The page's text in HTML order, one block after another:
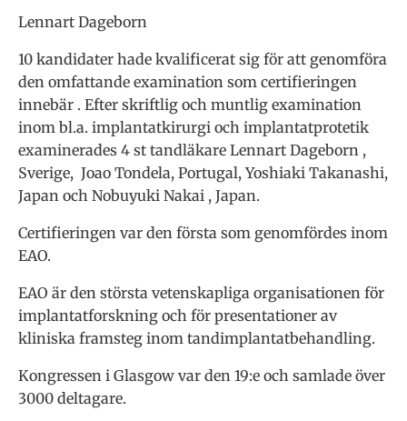
Lennart Dageborn
10 kandidater hade kvalificerat sig för att genomföra
den omfattande examination som certifieringen
innebär . Efter skriftlig och muntlig examination
inom bl.a. implantatkirurgi och implantatprotetik
examinerades 4 st tandläkare Lennart Dageborn ,
Sverige, Joao Tondela, Portugal, Yoshiaki Takanashi,
Japan och Nobuyuki Nakai , Japan.
Certifieringen var den första som genomfördes inom
EAO.
EAO är den största vetenskapliga organisationen för
implantatforskning och för presentationer av
kliniska framsteg inom tandimplantatbehandling.
Kongressen i Glasgow var den 19:e och samlade över
3000 deltagare.